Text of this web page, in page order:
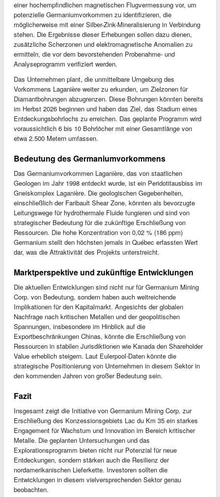
einer hochempfindlichen magnetischen Flugvermessung vor, um
potenzielle Germaniumvorkommen zu identifizieren, die
möglicherweise mit einer Silber-Zink-Mineralisierung in Verbindung
stehen. Die Ergebnisse dieser Erhebungen sollen dazu dienen,
zusätzliche Scherzonen und elektromagnetische Anomalien zu
ermitteln, die vor dem bevorstehenden Probenahme- und
Analyseprogramm verifiziert werden.
Das Unternehmen plant, die unmittelbare Umgebung des
Vorkommens Laganière weiter zu erkunden, um Zielzonen für
Diamantbohrungen abzugrenzen. Diese Bohrungen könnten bereits
im Herbst 2026 beginnen und haben das Ziel, das Stadium eines
Entdeckungsbohrlochs zu erreichen. Das geplante Programm wird
voraussichtlich 6 bis 10 Bohrlöcher mit einer Gesamtlänge von
etwa 2.500 Metern umfassen.
Bedeutung des Germaniumvorkommens
Das Germaniumvorkommen Laganière, das von staatlichen
Geologen im Jahr 1998 entdeckt wurde, ist ein Peridotitausbiss im
Gneiskomplex Laganière. Die geologischen Gegebenheiten,
einschließlich der Faribault Shear Zone, könnten als bevorzugte
Leitungswege für hydrothermale Fluide fungieren und sind von
strategischer Bedeutung für die zukünftige Erschließung von
Ressourcen. Die hohe Konzentration von 0,02 % (186 ppm)
Germanium stellt den höchsten jemals in Québec erfassten Wert
dar, was die Attraktivität des Projekts unterstreicht.
Marktperspektive und zukünftige Entwicklungen
Die aktuellen Entwicklungen sind nicht nur für Germanium Mining
Corp. von Bedeutung, sondern haben auch weitreichende
Implikationen für den Kapitalmarkt. Angesichts der globalen
Nachfrage nach kritischen Metallen und der geopolitischen
Spannungen, insbesondere im Hinblick auf die
Exportbeschränkungen Chinas, könnte die Erschließung von
Ressourcen in stabilen Jurisdiktionen wie Kanada den Shareholder
Value erheblich steigern. Laut Eulerpool-Daten könnte die
strategische Positionierung von Unternehmen in diesem Sektor in
den kommenden Jahren von großer Bedeutung sein.
Fazit
Insgesamt zeigt die Initiative von Germanium Mining Corp. zur
Erschließung des Konzessionsgebiets Lac du Km 35 ein starkes
Engagement für Wachstum und Innovation im Bereich kritischer
Metalle. Die geplanten Untersuchungen und das
Explorationsprogramm bieten nicht nur Potenzial für neue
Entdeckungen, sondern stärken auch die Resilienz der
nordamerikanischen Lieferkette. Investoren sollten die
Entwicklungen in diesem vielversprechenden Sektor genau
beobachten.